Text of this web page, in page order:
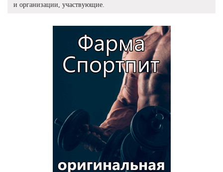
и организации, участвующие.